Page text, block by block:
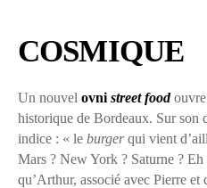
COSMIQUE
Un nouvel ovni street foodouvre
historique de Bordeaux. Sur son
indice : « le burgerqui vient
Mars ? New York ? Saturne ?
qu’Arthur, associé avec Pierre